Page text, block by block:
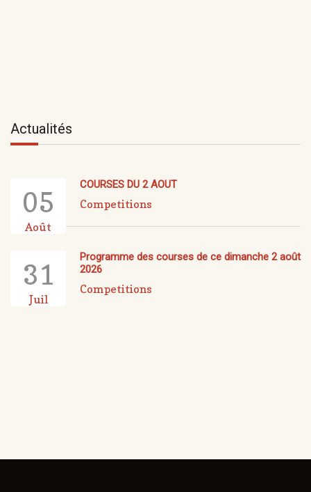
Actualités
05
Août
COURSES DU 2 AOUT
Competitions
31
Juil
Programme des courses de ce dimanche 2 août
2026
Competitions